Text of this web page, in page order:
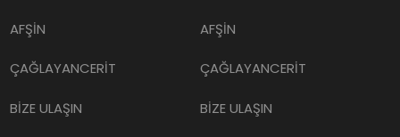
AFŞİN
ÇAĞLAYANCERİT
BİZE ULAŞIN
AFŞİN
ÇAĞLAYANCERİT
BİZE ULAŞIN